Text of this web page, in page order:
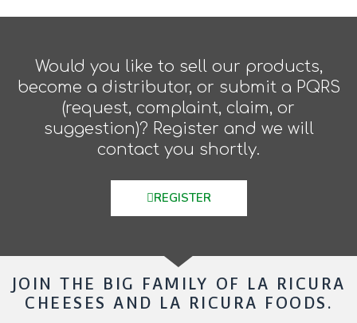
Would you like to sell our products,
become a distributor, or submit a PQRS
(request, complaint, claim, or
suggestion)? Register and we will
contact you shortly.
REGISTER
JOIN THE BIG FAMILY OF LA RICURA
CHEESES AND LA RICURA FOODS.